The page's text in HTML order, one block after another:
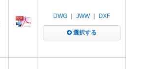
DWG JWW｜ DXF
選択する